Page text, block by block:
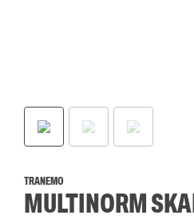
TRANEMO
MULTINORM